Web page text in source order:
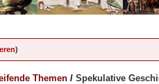
)
Themen / Spekulative